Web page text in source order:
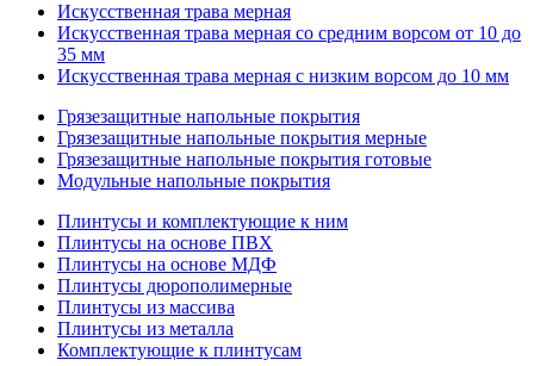
Искуccтвенная трава мерная
Искусственная трава мерная со средним ворсом от 10 до
35 мм
Искусственная трава мерная с низким ворсом до 10 мм
Грязезащитные напольные покрытия
Грязезащитные напольные покрытия мерные
Грязезащитные напольные покрытия готовые
Модульные напольные покрытия
Плинтусы и комплектующие к ним
Плинтусы на основе ПВХ
Плинтусы на основе МДФ
Плинтусы дюрополимерные
Плинтусы из массива
Плинтусы из металла
Комплектующие к плинтусам